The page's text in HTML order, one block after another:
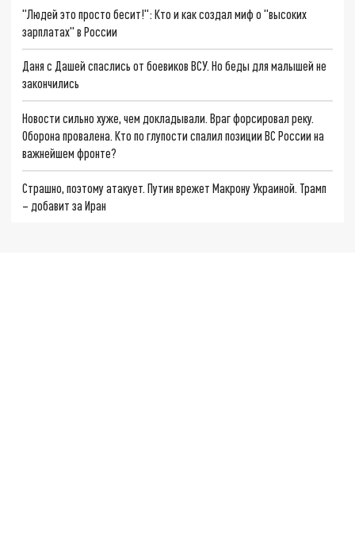
"Людей это просто бесит!": Кто и как создал миф о "высоких
зарплатах" в России
Даня с Дашей спаслись от боевиков ВСУ. Но беды для малышей не
закончились
Новости сильно хуже, чем докладывали. Враг форсировал реку.
Оборона провалена. Кто по глупости спалил позиции ВС России на
важнейшем фронте?
Страшно, поэтому атакует. Путин врежет Макрону Украиной. Трамп
– добавит за Иран